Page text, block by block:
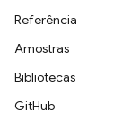
Referência
Amostras
Bibliotecas
GitHub